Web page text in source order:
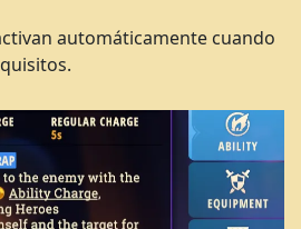
automáticamente cuando